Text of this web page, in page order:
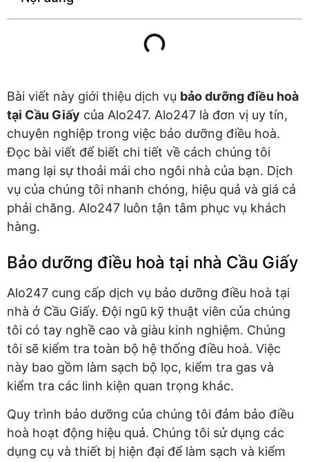
Bài viết này giới thiệu dịch vụ bảo dưỡng điều hoà
tại Cầu Giấy của Alo247. Alo247 là đơn vị uy tín,
chuyên nghiệp trong việc bảo dưỡng điều hoà.
Đọc bài viết để biết chi tiết về cách chúng tôi
mang lại sự thoải mái cho ngôi nhà của bạn. Dịch
vụ của chúng tôi nhanh chóng, hiệu quả và giá cả
phải chăng. Alo247 luôn tận tâm phục vụ khách
hàng.
Bảo dưỡng điều hoà tại nhà Cầu Giấy
Alo247 cung cấp dịch vụ bảo dưỡng điều hoà tại
nhà ở Cầu Giấy. Đội ngũ kỹ thuật viên của chúng
tôi có tay nghề cao và giàu kinh nghiệm. Chúng
tôi sẽ kiểm tra toàn bộ hệ thống điều hoà. Việc
này bao gồm làm sạch bộ lọc, kiểm tra gas và
kiểm tra các linh kiện quan trọng khác.
Quy trình bảo dưỡng của chúng tôi đảm bảo điều
hoà hoạt động hiệu quả. Chúng tôi sử dụng các
dụng cụ và thiết bị hiện đại để làm sạch và kiểm